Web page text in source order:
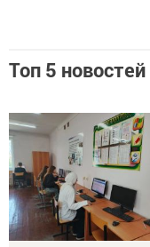
Топ 5 новостей